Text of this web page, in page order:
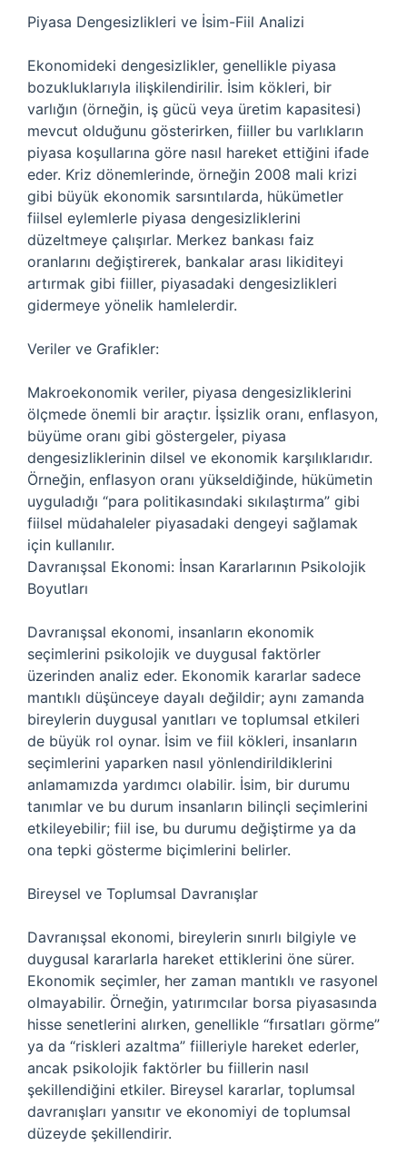
Piyasa Dengesizlikleri ve İsim-Fiil Analizi
Ekonomideki dengesizlikler, genellikle piyasa
bozukluklarıyla ilişkilendirilir. İsim kökleri, bir
varlığın (örneğin, iş gücü veya üretim kapasitesi)
mevcut olduğunu gösterirken, fiiller bu varlıkların
piyasa koşullarına göre nasıl hareket ettiğini ifade
eder. Kriz dönemlerinde, örneğin 2008 mali krizi
gibi büyük ekonomik sarsıntılarda, hükümetler
fiilsel eylemlerle piyasa dengesizliklerini
düzeltmeye çalışırlar. Merkez bankası faiz
oranlarını değiştirerek, bankalar arası likiditeyi
artırmak gibi fiiller, piyasadaki dengesizlikleri
gidermeye yönelik hamlelerdir.
Veriler ve Grafikler:
Makroekonomik veriler, piyasa dengesizliklerini
ölçmede önemli bir araçtır. İşsizlik oranı, enflasyon,
büyüme oranı gibi göstergeler, piyasa
dengesizliklerinin dilsel ve ekonomik karşılıklarıdır.
Örneğin, enflasyon oranı yükseldiğinde, hükümetin
uyguladığı “para politikasındaki sıkılaştırma” gibi
fiilsel müdahaleler piyasadaki dengeyi sağlamak
için kullanılır.
Davranışsal Ekonomi: İnsan Kararlarının Psikolojik
Boyutları
Davranışsal ekonomi, insanların ekonomik
seçimlerini psikolojik ve duygusal faktörler
üzerinden analiz eder. Ekonomik kararlar sadece
mantıklı düşünceye dayalı değildir; aynı zamanda
bireylerin duygusal yanıtları ve toplumsal etkileri
de büyük rol oynar. İsim ve fiil kökleri, insanların
seçimlerini yaparken nasıl yönlendirildiklerini
anlamamızda yardımcı olabilir. İsim, bir durumu
tanımlar ve bu durum insanların bilinçli seçimlerini
etkileyebilir; fiil ise, bu durumu değiştirme ya da
ona tepki gösterme biçimlerini belirler.
Bireysel ve Toplumsal Davranışlar
Davranışsal ekonomi, bireylerin sınırlı bilgiyle ve
duygusal kararlarla hareket ettiklerini öne sürer.
Ekonomik seçimler, her zaman mantıklı ve rasyonel
olmayabilir. Örneğin, yatırımcılar borsa piyasasında
hisse senetlerini alırken, genellikle “fırsatları görme”
ya da “riskleri azaltma” fiilleriyle hareket ederler,
ancak psikolojik faktörler bu fiillerin nasıl
şekillendiğini etkiler. Bireysel kararlar, toplumsal
davranışları yansıtır ve ekonomiyi de toplumsal
düzeyde şekillendirir.